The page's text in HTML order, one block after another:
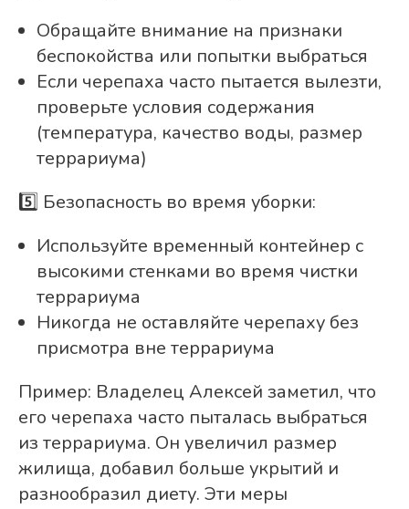
Обращайте внимание на признаки
беспокойства или попытки выбраться
Если черепаха часто пытается вылезти,
проверьте условия содержания
(температура, качество воды, размер
террариума)
5️⃣ Безопасность во время уборки:
Используйте временный контейнер с
высокими стенками во время чистки
террариума
Никогда не оставляйте черепаху без
присмотра вне террариума
Пример: Владелец Алексей заметил, что
его черепаха часто пыталась выбраться
из террариума. Он увеличил размер
жилища, добавил больше укрытий и
разнообразил диету. Эти меры